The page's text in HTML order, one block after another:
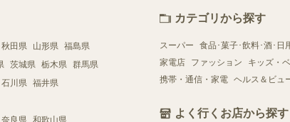
秋田県 山形県 福島県
茨城県 栃木県 群馬県
石川県 福井県
奈良県 和歌山県
カテゴリから探す
スーパー 食品･菓子･飲料･酒･日
家電店
ファッション キッズ・
携帯・通信・家電 ヘルス＆ビュ
よく行くお店から探す